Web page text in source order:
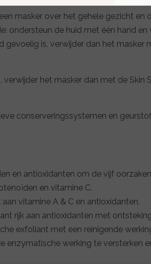
masker over het gehele gezicht
ondersteun de huid met één hand
is, verwijder dan het masker
het masker dan met de
conserveringssystemen en
en antioxidanten om de vijf
en vitamine C.
vitamine A & C en antioxidanten.
rijk aan antioxidanten met
exfoliant met een reinigende
enzymatische werking te versterken